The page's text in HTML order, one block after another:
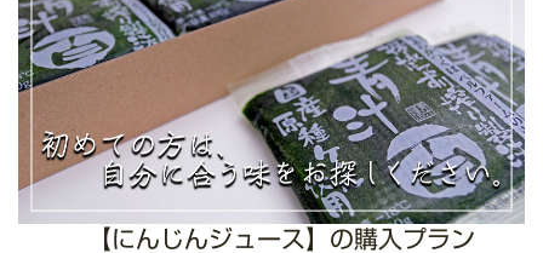
【にんじんジュース】の購入プラン